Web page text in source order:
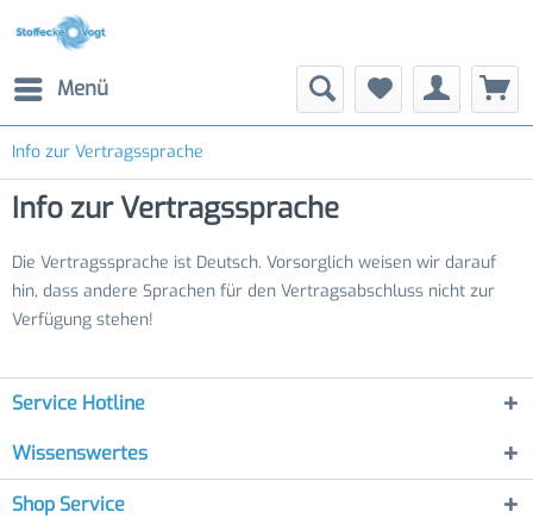
Menü
Info zur Vertragssprache
Info zur Vertragssprache
Die Vertragssprache ist Deutsch. Vorsorglich weisen wir darauf
hin, dass andere Sprachen für den Vertragsabschluss nicht zur
Verfügung stehen!
Service Hotline
Wissenswertes
Shop Service